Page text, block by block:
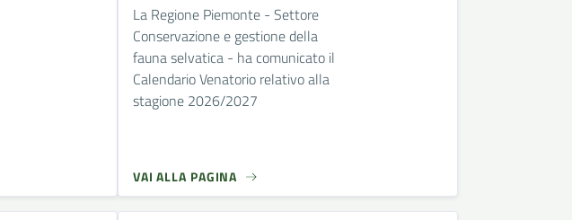
La Regione Piemonte - Settore
Conservazione e gestione della
fauna selvatica - ha comunicato il
Calendario Venatorio relativo alla
stagione 2026/2027
VAI ALLA PAGINA